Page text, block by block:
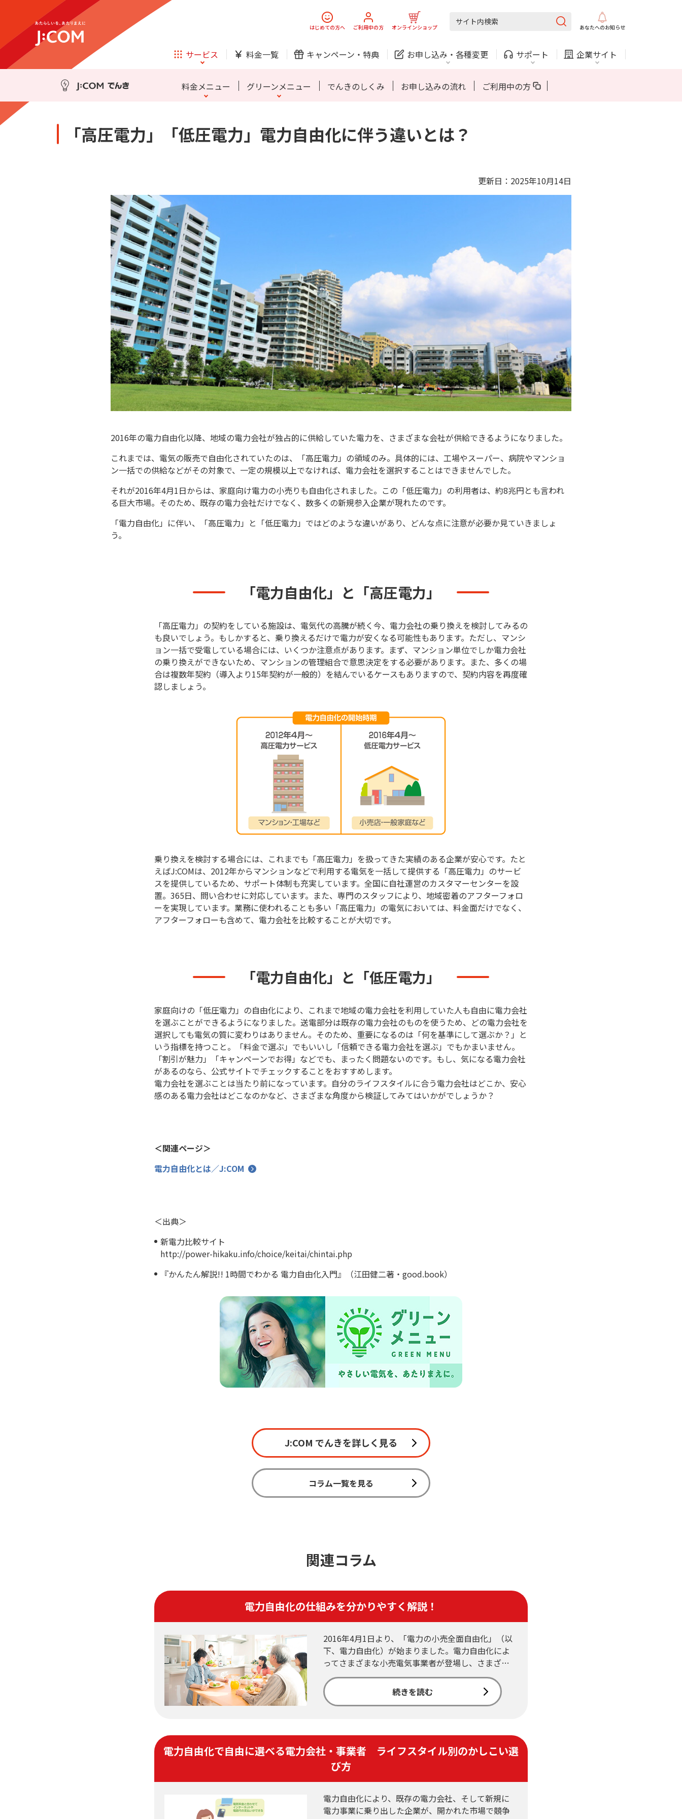
はじめての方へ ご利用中の方 オンラインショップ あなたへのお知らせ
サービス 料金一覧 キャンペーン・ 特典 お申し込み・ 各種変更 サポート 企業サイト
テレビ ネット スマホ でんき
ほけん ローン 防犯カメラ オンライン診療
法人・自治体向けサービス
その他サービス
新規ご加入の方
お申し込み お問い合わせ
J:COMサービスご利用中の方
各種お手続き
お困りごと・お問い合わせ
（チャット）
あなたにピッタリのプランがすぐわかる
料金シミュレーション
企業理念 サステナビリティ 中期経営計画 ニュースリリース 会社案内
テレビ ネット スマホ でんき 固定電話
J:COM STREAM えんかくサポート
防災情報サービス
自転車生活サポート
障害・メンテナンス情報
契約関連
休止・解約
加入特典
料金メニュー グリーンメニュー でんきのしくみ お申し込みの流れ ご利用中の方
スマホ でんき 固定電話 ガス
東京電力エリア 関西電力エリア 東北電力エリア 中国電力エリア 九州電力エリア 北海道電力エリア
「高圧電力」「低圧電力」電力自由化に伴う違いとは？
更新日：2025年10月14日
2016年の電力自由化以降、地域の電力会社が独占的に供給していた電力を、さまざまな会社が供給できるようになりました。
これまでは、電気の販売で自由化されていたのは、「高圧電力」の領域のみ。具体的には、工場やスーパー、病院やマンショ
ン一括での供給などがその対象で、一定の規模以上でなければ、電力会社を選択することはできませんでした。
それが2016年4月1日からは、家庭向け電力の小売りも自由化されました。この「低圧電力」の利用者は、約8兆円とも言われ
る巨大市場。そのため、既存の電力会社だけでなく、数多くの新規参入企業が現れたのです。
「電力自由化」に伴い、「高圧電力」と「低圧電力」ではどのような違いがあり、どんな点に注意が必要か見ていきましょ
う。
「電力自由化」と「高圧電力」
「高圧電力」の契約をしている施設は、電気代の高騰が続く今、電力会社の乗り換えを検討してみるの
も良いでしょう。もしかすると、乗り換えるだけで電力が安くなる可能性もあります。ただし、マンシ
ョン一括で受電している場合には、いくつか注意点があります。まず、マンション単位でしか電力会社
の乗り換えができないため、マンションの管理組合で意思決定をする必要があります。また、多くの場
合は複数年契約（導入より15年契約が一般的）を結んでいるケースもありますので、契約内容を再度確
認しましょう。
乗り換えを検討する場合には、これまでも「高圧電力」を扱ってきた実績のある企業が安心です。たと
えばJ:COMは、2012年からマンションなどで利用する電気を一括して提供する「高圧電力」のサービ
スを提供しているため、サポート体制も充実しています。全国に自社運営のカスタマーセンターを設
置。365日、問い合わせに対応しています。また、専門のスタッフにより、地域密着のアフターフォロ
ーを実現しています。業務に使われることも多い「高圧電力」の電気においては、料金面だけでなく、
アフターフォローも含めて、電力会社を比較することが大切です。
「電力自由化」と「低圧電力」
家庭向けの「低圧電力」の自由化により、これまで地域の電力会社を利用していた人も自由に電力会社
を選ぶことができるようになりました。送電部分は既存の電力会社のものを使うため、どの電力会社を
選択しても電気の質に変わりはありません。そのため、重要になるのは「何を基準にして選ぶか？」と
いう指標を持つこと。「料金で選ぶ」でもいいし「信頼できる電力会社を選ぶ」でもかまいません。
「割引が魅力」「キャンペーンでお得」などでも、まったく問題ないのです。もし、気になる電力会社
があるのなら、公式サイトでチェックすることをおすすめします。
電力会社を選ぶことは当たり前になっています。自分のライフスタイルに合う電力会社はどこか、安心
感のある電力会社はどこなのかなど、さまざまな角度から検証してみてはいかがでしょうか？
＜関連ページ＞
電力自由化とは／J:COM
＜出典＞
新電力比較サイト
http://power-hikaku.info/choice/keitai/chintai.php
『かんたん解説!! 1時間でわかる 電力自由化入門』（江田健二著・good.book）
J:COM でんきを詳しく見る
コラム一覧を見る
関連コラム
電力自由化の仕組みを分かりやすく解説！
2016年4月1日より、「電力の小売全面自由化」（以
下、電力自由化）が始まりました。電力自由化によ
ってさまざまな小売電気事業者が登場し、さまざ…
続きを読む
電力自由化で自由に選べる電力会社・事業者 ライフスタイル別のかしこい選
び方
電力自由化により、既存の電力会社、そして新規に
電力事業に乗り出した企業が、開かれた市場で競争